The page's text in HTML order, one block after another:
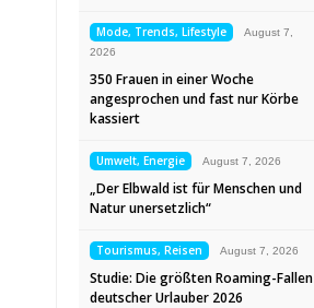
Mode, Trends, Lifestyle
August 7,
2026
350 Frauen in einer Woche
angesprochen und fast nur Körbe
kassiert
Umwelt, Energie August 7, 2026
„Der Elbwald ist für Menschen und
Natur unersetzlich“
Tourismus, Reisen August 7, 2026
Studie: Die größten Roaming-Fallen
deutscher Urlauber 2026